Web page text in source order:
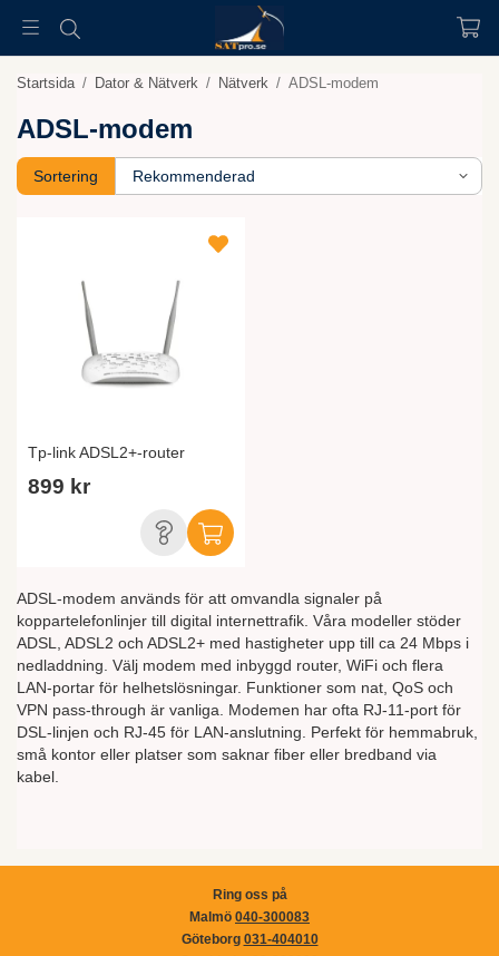
Startsida / Dator & Nätverk / Nätverk / ADSL-modem
ADSL-modem
Sortering
Tp-link ADSL2+-router
899 kr
ADSL-modem används för att omvandla signaler på
koppartelefonlinjer till digital internettrafik. Våra modeller stöder
ADSL, ADSL2 och ADSL2+ med hastigheter upp till ca 24 Mbps i
nedladdning. Välj modem med inbyggd router, WiFi och flera
LAN-portar för helhetslösningar. Funktioner som nat, QoS och
VPN pass-through är vanliga. Modemen har ofta RJ-11-port för
DSL-linjen och RJ-45 för LAN-anslutning. Perfekt för hemmabruk,
små kontor eller platser som saknar fiber eller bredband via
kabel.
Ring oss på
Malmö 040-300083
Göteborg 031-404010